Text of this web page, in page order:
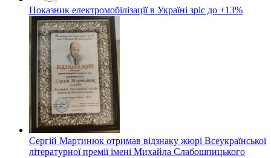
Показник електромобілізації в Україні зріс до +13%
Сергій Мартинюк отримав відзнаку жюрі Всеукраїнської
літературної премії імені Михайла Слабошпицького